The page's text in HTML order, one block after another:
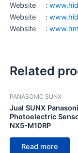
Website :
Website :
Website :
Related
PANASONIC SUNX
Jual SUNX
Photoelectric
NX5-M10RP
Read more